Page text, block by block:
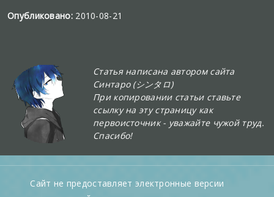
Опубликовано:2010-08-21
Статья написана автором сайта
Синтаро (シンタロ)
При копировании статьи ставьте
ссылку на эту страницу как
первоисточник - уважайте чужой труд.
Спасибо!
Сайт не предоставляет электронные версии